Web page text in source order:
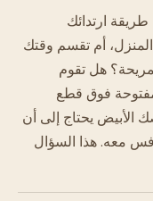
ارتدائك
أم تقسم وقتك
هل تقوم
مفتوحة فوق قطع
الأبيض يحتاج إلى أن
معه. هذا السؤال